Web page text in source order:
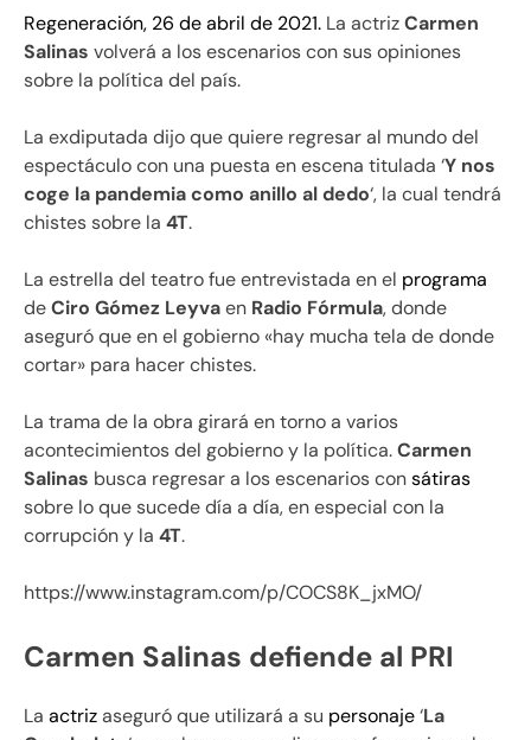
Regeneración, 26 de abril de 2021. La actrizCarmen
Salinas volverá a los escenarios con sus opiniones
sobre la política del país.
La exdiputada dijo que quiere regresar al mundo del
espectáculo con una puesta en escena titulada ‘Y nos
coge la pandemia como anillo al dedo‘, la cual tendrá
chistes sobre la 4T.
La estrella del teatro fue entrevistada en el programa
deCiro Gómez Leyvaen Radio Fórmula, donde
aseguró que en el gobierno «hay mucha tela de donde
cortar» para hacer chistes.
La trama de la obra girará en torno a varios
acontecimientos del gobierno y la política.Carmen
Salinas busca regresar a los escenarios consátiras
sobre lo que sucede día a día, en especial con la
corrupción y la 4T.
https://www.instagram.com/p/COCS8K_jxMO/
Carmen Salinas defiende al PRI
La actrizaseguró que utilizará a su personaje‘La